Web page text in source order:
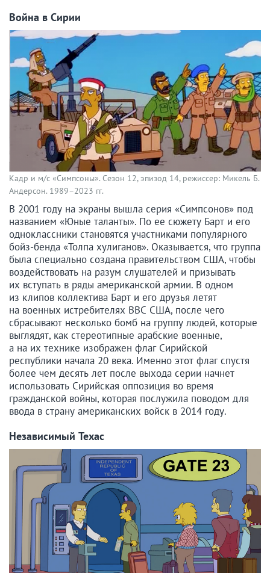
Война в Сирии
Кадр и м/с «Симпсоны». Сезон 12, эпизод 14, режиссер: Микель Б.
Андерсон. 1989–2023 гг.
В 2001 году на экраны вышла серия «Симпсонов» под
названием «Юные таланты». По ее сюжету Барт и его
одноклассники становятся участниками популярного
бойз-бенда «Толпа хулиганов». Оказывается, что группа
была специально создана правительством США, чтобы
воздействовать на разум слушателей и призывать
их вступать в ряды американской армии. В одном
из клипов коллектива Барт и его друзья летят
на военных истребителях ВВС США, после чего
сбрасывают несколько бомб на группу людей, которые
выглядят, как стереотипные арабские военные,
а на их технике изображен флаг Сирийской
республики начала 20 века. Именно этот флаг спустя
более чем десять лет после выхода серии начнет
использовать Сирийская оппозиция во время
гражданской войны, которая послужила поводом для
ввода в страну американских войск в 2014 году.
Независимый Техас